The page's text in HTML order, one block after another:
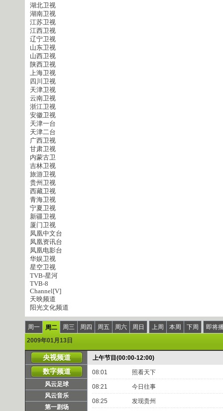
湖北卫视
湖南卫视
江苏卫视
江西卫视
辽宁卫视
山东卫视
山西卫视
陕西卫视
上海卫视
四川卫视
天津卫视
云南卫视
浙江卫视
安徽卫视
天津一台
天津二台
广西卫视
甘肃卫视
内蒙古卫
吉林卫视
旅游卫视
贵州卫视
西藏卫视
青海卫视
宁夏卫视
新疆卫视
厦门卫视
凤凰中文台
凤凰资讯台
凤凰电影台
华娱卫视
星空卫视
TVB-星河
TVB-8
Channel[V]
天映频道
阳光文化频道
周一 周二 周三 周四 周五 周六 周日 上周 本周 下周
即将
2009年01月13日
央视频道
数字频道
风云足球
风云音乐
第一剧场
上午节目(00:00-12:00)
08:01 照看天下
08:21 今日往事
08:25 发现贵州